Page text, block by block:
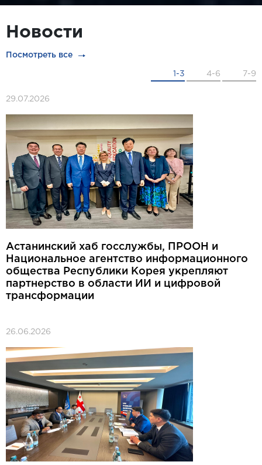
Новости
Посмотреть все
1-3 4-6 7-9
29.07.2026
Астанинский хаб госслужбы, ПРООН и
Национальное агентство информационного
общества Республики Корея укрепляют
партнерство в области ИИ и цифровой
трансформации
26.06.2026